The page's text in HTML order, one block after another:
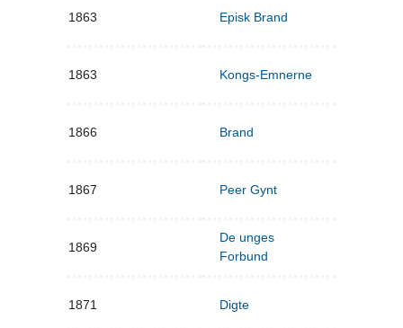
1863 Episk Brand
1863 Kongs-Emnerne
1866 Brand
1867 Peer Gynt
1869
De unges
Forbund
1871 Digte